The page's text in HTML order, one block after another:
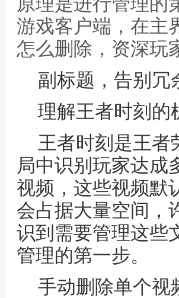
游戏客户端，在主
怎么删除，资深玩
副标题，告别冗
理解王者时刻的
王者时刻是王者
局中识别玩家达成
视频，这些视频默
会占据大量空间，
识到需要管理这些
管理的第一步。
手动删除单个视